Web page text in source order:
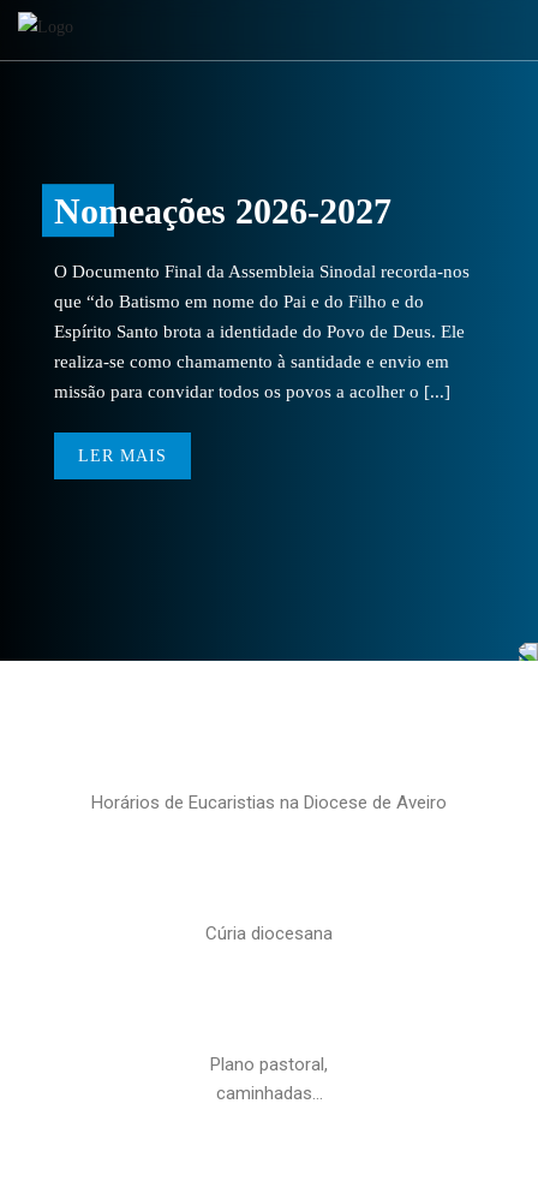
Nomeações 2026-2027
O Documento Final da Assembleia Sinodal recorda-nos
que “do Batismo em nome do Pai e do Filho e do
Espírito Santo brota a identidade do Povo de Deus. Ele
realiza-se como chamamento à santidade e envio em
missão para convidar todos os povos a acolher o [...]
LER MAIS
Horários de Eucaristias na Diocese de Aveiro
Cúria diocesana
Plano pastoral,
caminhadas…